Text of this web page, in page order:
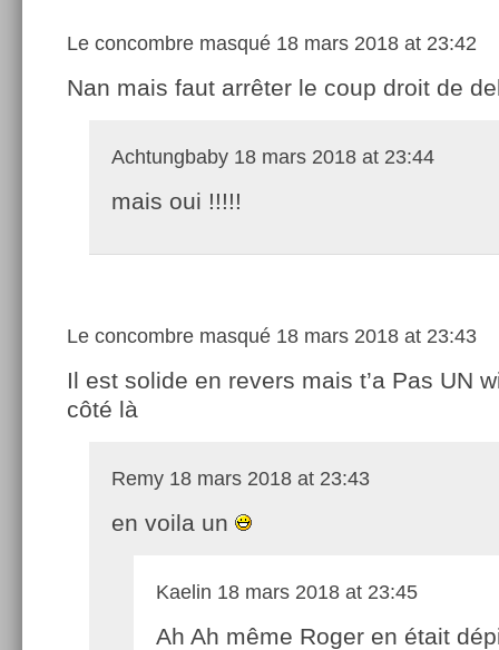
Le concombre masqué 18 mars 2018 at 23:42
Nan mais faut arrêter le coup droit de
Achtungbaby 18 mars 2018 at 23:44
mais oui !!!!!
Le concombre masqué 18 mars 2018 at 23:43
Il est solide en revers mais t’a Pas UN
côté là
Remy 18 mars 2018 at 23:43
en voila un
Kaelin 18 mars 2018 at 23:45
Ah Ah même Roger en était